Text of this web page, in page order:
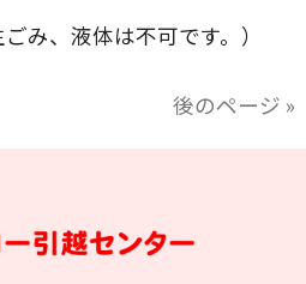
み、液体は不可です。）
後のページ »